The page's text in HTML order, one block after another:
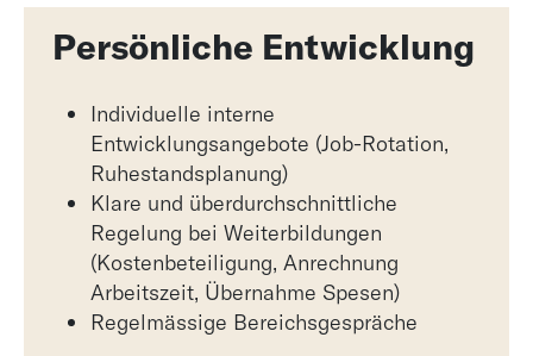
Persönliche Entwicklung
Individuelle interne
Entwicklungsangebote (Job-Rotation,
Ruhestandsplanung)
Klare und überdurchschnittliche
Regelung bei Weiterbildungen
(Kostenbeteiligung, Anrechnung
Arbeitszeit, Übernahme Spesen)
Regelmässige Bereichsgespräche